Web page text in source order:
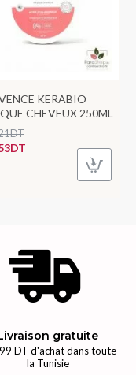
KERABIO
CHEVEUX 250ML
gratuite
DT d'achat dans toute
la Tunisie